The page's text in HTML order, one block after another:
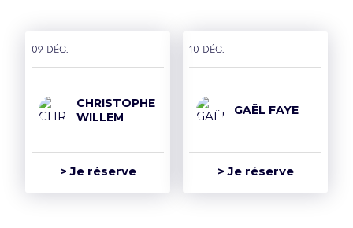
09 déc.
CHRISTOPHE
WILLEM
> Je réserve
10 déc.
GAËL FAYE
> Je réserve